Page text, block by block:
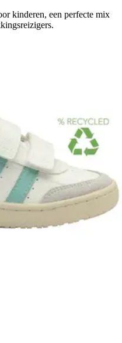
kinderen, een perfecte mix